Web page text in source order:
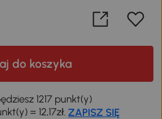
do koszyka
1217 punkt(y)
= 12,17zł.ZAPISZ SIĘ